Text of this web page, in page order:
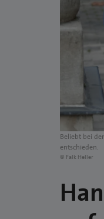
Beliebt bei
entschieden.
© Falk Heller